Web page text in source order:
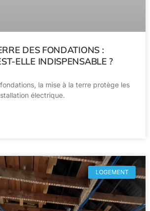
DES FONDATIONS :
ELLE INDISPENSABLE ?
la mise à la terre protège les
électrique.
LOGEMENT